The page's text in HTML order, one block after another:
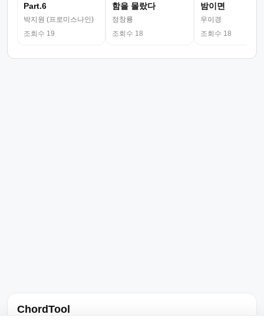
Part.6
박지원 (프로미스나인)
조회수 19
함을 몰랐다
정창룡
조회수 18
밤이면
우이경
조회수 18
ChordTool